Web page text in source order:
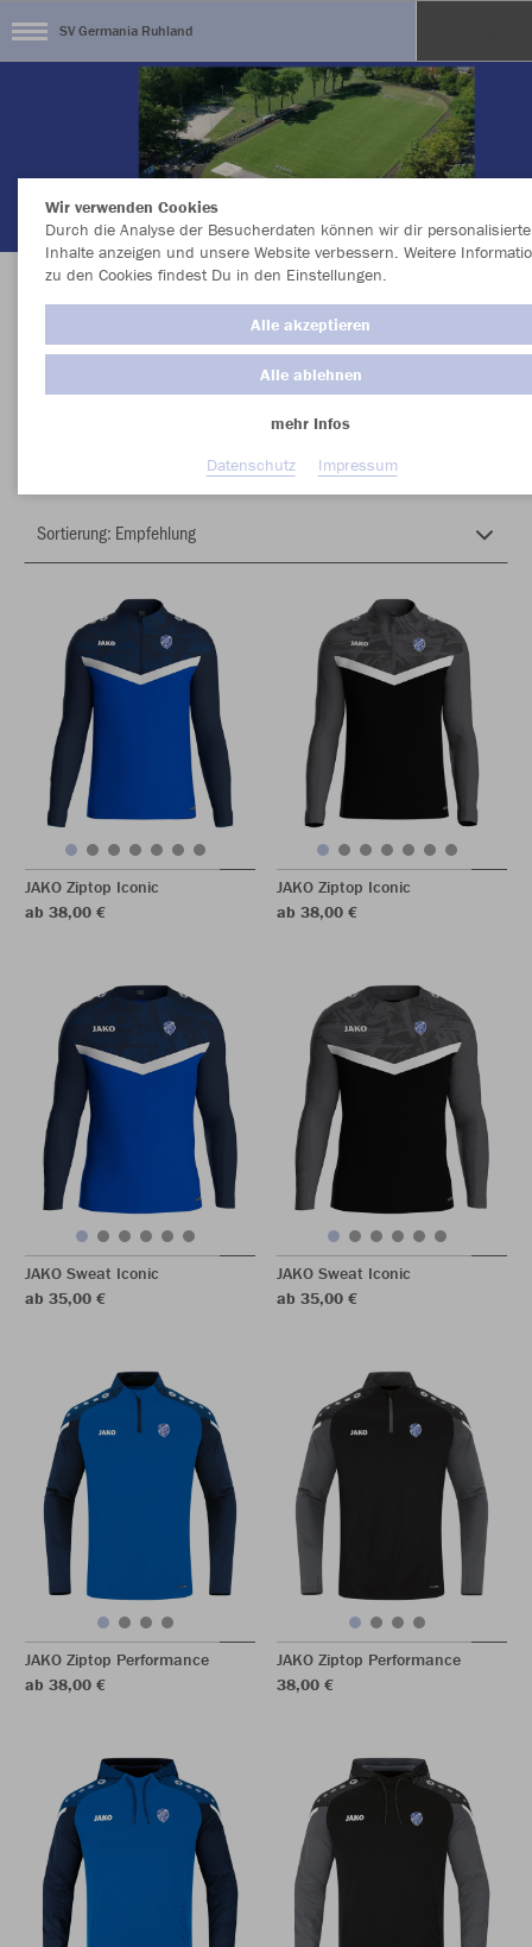
SV Germania Ruhland
Herzlich Willkommen im Teamshop SV
Germania Ruhland
JAKO Ziptop Iconic
ab 38,00 €
JAKO Ziptop Iconic
ab 38,00 €
JAKO Sweat Iconic
ab 35,00 €
JAKO Sweat Iconic
ab 35,00 €
JAKO Ziptop Performance
ab 38,00 €
JAKO Ziptop Performance
38,00 €
Wir verwenden Cookies
Durch die Analyse der Besucherdaten können wir dir personalisierte
Inhalte anzeigen und unsere Website verbessern. Weitere
zu den Cookies findest Du in den Einstellungen.
Alle akzeptieren
Alle ablehnen
mehr Infos
Datenschutz
Impressum